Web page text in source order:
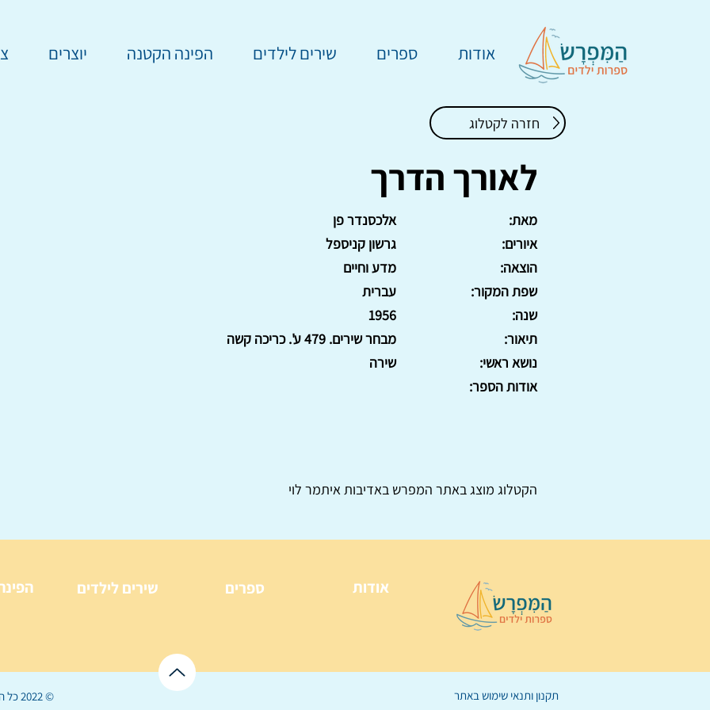
אודות ספרים שירים לילדים הפינה הקטנה יוצרים
חזרה לקטלוג
לאורך הדרך
אלכסנדר פן
מאת:
גרשון קניספל
איורים:
מדע וחיים
הוצאה:
עברית
שפת המקור:
1956
שנה:
מבחר שירים. 479 ע'. כריכה קשה
תיאור:
שירה
נושא ראשי:
אודות הספר:
הקטלוג מוצג באתר המפרש באדיבות איתמר לוי
שירים לילדים ספרים אודות
© 2022 כל הזכויות שמורות ל תקנון ותנאי שימוש באתר